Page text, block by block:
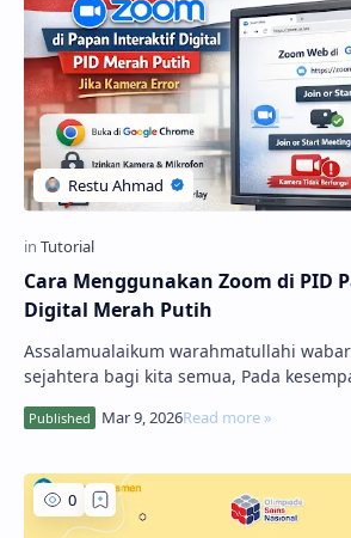
Cara Menggunakan Zoom di PID
Digital Merah Putih
Assalamualaikum warahmatullahi
sejahtera bagi kita semua, Pada